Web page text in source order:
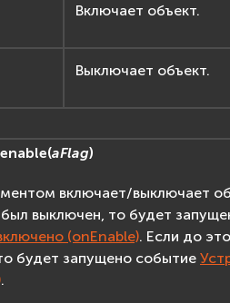
Включает объект.
Выключает объект.
enable(aFlag)
включает/выключает
выключен, то будет
(onEnable). Если до
будет запущено событие
.